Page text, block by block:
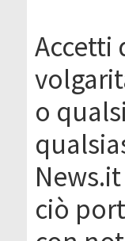
Accetti
o
ciò